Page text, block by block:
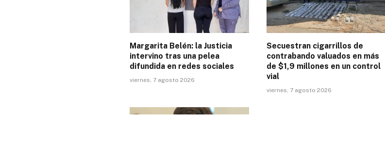
Margarita Belén: la Justicia
intervino tras una pelea
difundida en redes sociales
viernes, 7 agosto 2026
Secuestran cigarrillos de
contrabando valuados en más
de $1,9 millones en un control
vial
viernes, 7 agosto 2026